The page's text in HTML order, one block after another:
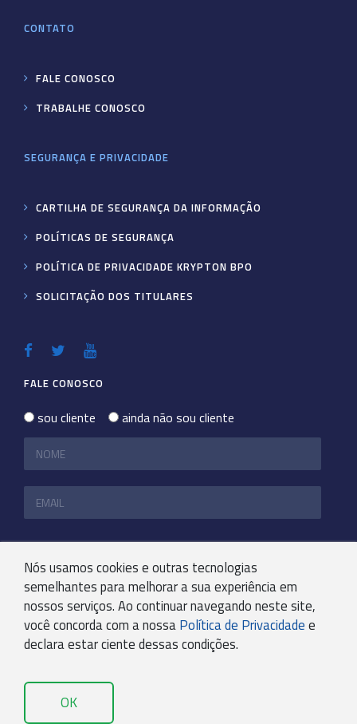
Nós usamos cookies e outras tecnologias
semelhantes para melhorar a sua experiência em
nossos serviços. Ao continuar navegando neste site,
você concorda com a nossa Política de Privacidade e
declara estar ciente dessas condições.
OK
CONTATO
FALE CONOSCO
TRABALHE CONOSCO
SEGURANÇA E PRIVACIDADE
CARTILHA DE SEGURANÇA DA INFORMAÇÃO
POLÍTICAS DE SEGURANÇA
POLÍTICA DE PRIVACIDADE KRYPTON BPO
SOLICITAÇÃO DOS TITULARES
FALE CONOSCO
sou cliente ainda não sou cliente